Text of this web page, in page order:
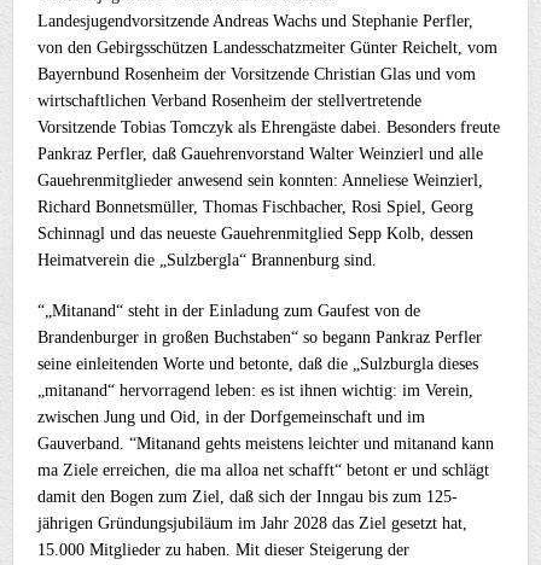
Landesjugendvorsitzende Andreas Wachs und Stephanie Perfler,
von den Gebirgsschützen Landesschatzmeiter Günter Reichelt, vom
Bayernbund Rosenheim der Vorsitzende Christian Glas und vom
wirtschaftlichen Verband Rosenheim der stellvertretende
Vorsitzende Tobias Tomczyk als Ehrengäste dabei. Besonders freute
Pankraz Perfler, daß Gauehrenvorstand Walter Weinzierl und alle
Gauehrenmitglieder anwesend sein konnten: Anneliese Weinzierl,
Richard Bonnetsmüller, Thomas Fischbacher, Rosi Spiel, Georg
Schinnagl und das neueste Gauehrenmitglied Sepp Kolb, dessen
Heimatverein die „Sulzbergla“ Brannenburg sind.
“„Mitanand“ steht in der Einladung zum Gaufest von de
Brandenburger in großen Buchstaben“ so begann Pankraz Perfler
seine einleitenden Worte und betonte, daß die „Sulzburgla dieses
„mitanand“ hervorragend leben: es ist ihnen wichtig: im Verein,
zwischen Jung und Oid, in der Dorfgemeinschaft und im
Gauverband. “Mitanand gehts meistens leichter und mitanand kann
ma Ziele erreichen, die ma alloa net schafft“ betont er und schlägt
damit den Bogen zum Ziel, daß sich der Inngau bis zum 125-
jährigen Gründungsjubiläum im Jahr 2028 das Ziel gesetzt hat,
15.000 Mitglieder zu haben. Mit dieser Steigerung der